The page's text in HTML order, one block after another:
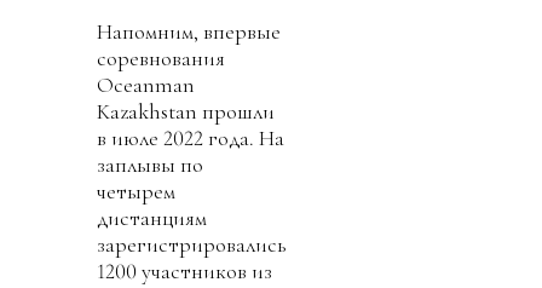
Напомним, впервые
соревнования
Oceanman
Kazakhstan прошли
в июле 2022 года. На
заплывы по
четырем
дистанциям
зарегистрировались
1200 участников из